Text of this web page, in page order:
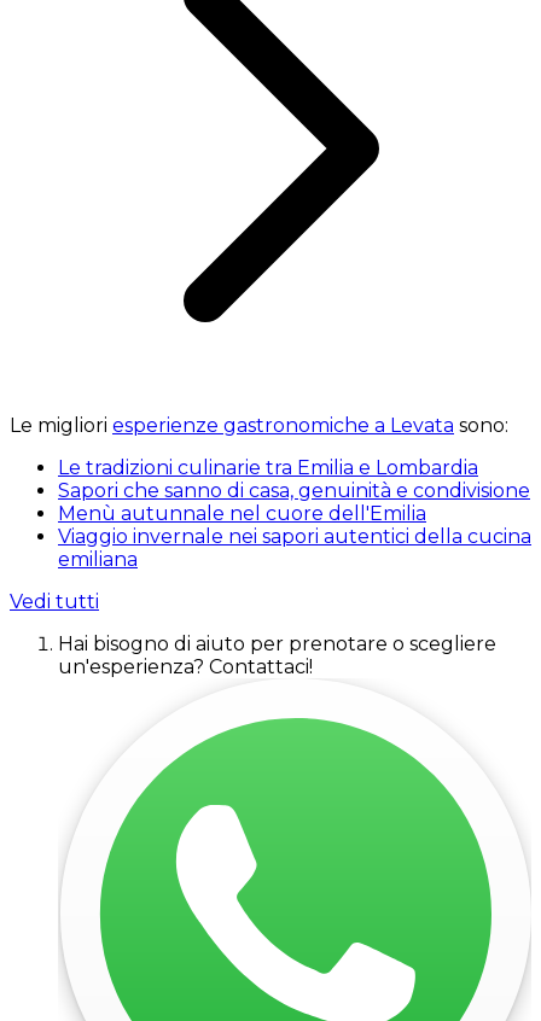
Le migliori esperienze gastronomiche a Levata sono:
Le tradizioni culinarie tra Emilia e Lombardia
Sapori che sanno di casa, genuinità e condivisione
Menù autunnale nel cuore dell'Emilia
Viaggio invernale nei sapori autentici della cucina
emiliana
Vedi tutti
Hai bisogno di aiuto per prenotare o scegliere
un'esperienza? Contattaci!